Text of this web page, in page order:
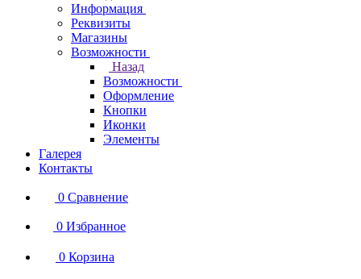
Информация
Реквизиты
Магазины
Возможности
Назад
Возможности
Оформление
Кнопки
Иконки
Элементы
Галерея
Контакты
0 Сравнение
0 Избранное
0 Корзина